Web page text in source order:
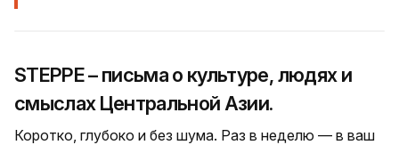
STEPPE – письма о культуре, людях и
смыслах Центральной Азии.
Коротко, глубоко и без шума. Раз в неделю — в ваш